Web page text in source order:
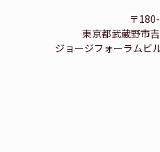
〒
東京都武蔵野市
ジョージフォーラムビ